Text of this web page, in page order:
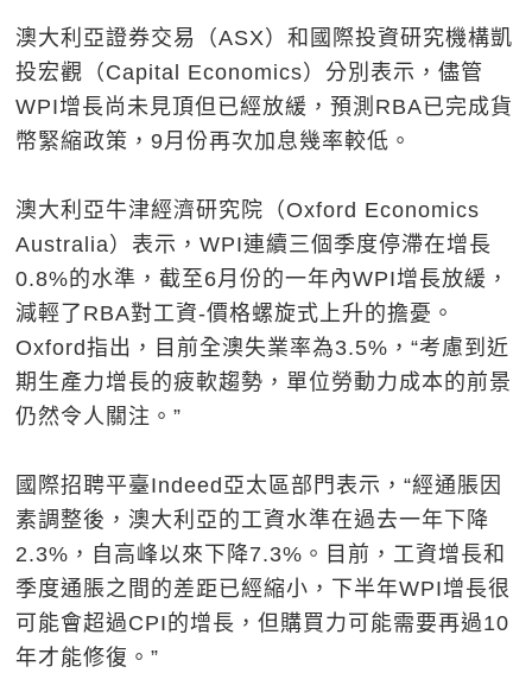
澳大利亞證券交易（ASX）和國際投資研究機構凱
投宏觀（Capital Economics）分別表示，儘管
WPI增長尚未見頂但已經放緩，預測RBA已完成貨
幣緊縮政策，9月份再次加息幾率較低。
澳大利亞牛津經濟研究院（Oxford Economics
Australia）表示，WPI連續三個季度停滯在增長
0.8%的水準，截至6月份的一年內WPI增長放緩，
減輕了RBA對工資-價格螺旋式上升的擔憂。
Oxford指出，目前全澳失業率為3.5%，“考慮到近
期生產力增長的疲軟趨勢，單位勞動力成本的前景
仍然令人關注。”
國際招聘平臺Indeed亞太區部門表示，“經通脹因
素調整後，澳大利亞的工資水準在過去一年下降
2.3%，自高峰以來下降7.3%。目前，工資增長和
季度通脹之間的差距已經縮小，下半年WPI增長很
可能會超過CPI的增長，但購買力可能需要再過10
年才能修復。”